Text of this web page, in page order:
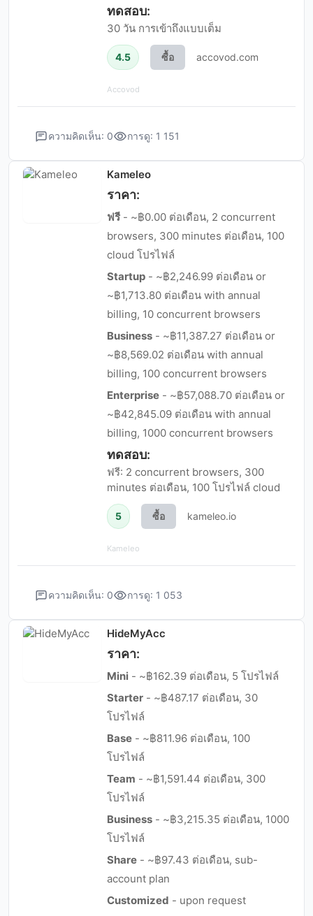
ทดสอบ:
30 วัน การเข้าถึงแบบเต็ม
4.5 ซื้อ accovod.com
Accovod
ความคิดเห็น: 0 การดู: 1 151
Kameleo
ราคา:
ฟรี- ~฿0.00 ต่อเดือน, 2 concurrent
browsers, 300 minutes ต่อเดือน, 100
cloud โปรไฟล์
Startup - ~฿2,246.99 ต่อเดือน or
~฿1,713.80 ต่อเดือน with annual
billing, 10 concurrent browsers
Business - ~฿11,387.27 ต่อเดือน or
~฿8,569.02 ต่อเดือน with annual
billing, 100 concurrent browsers
Enterprise - ~฿57,088.70 ต่อเดือน or
~฿42,845.09 ต่อเดือน with annual
billing, 1000 concurrent browsers
ทดสอบ:
ฟรี: 2 concurrent browsers, 300
minutes ต่อเดือน, 100 โปรไฟล์ cloud
5 ซื้อ kameleo.io
Kameleo
ความคิดเห็น: 0 การดู: 1 053
HideMyAcc
ราคา:
Mini - ~฿162.39 ต่อเดือน, 5 โปรไฟล์
Starter - ~฿487.17 ต่อเดือน, 30
โปรไฟล์
Base - ~฿811.96 ต่อเดือน, 100
โปรไฟล์
Team - ~฿1,591.44 ต่อเดือน, 300
โปรไฟล์
Business - ~฿3,215.35 ต่อเดือน, 1000
โปรไฟล์
Share - ~฿97.43 ต่อเดือน, sub-
account plan
Customized - upon request